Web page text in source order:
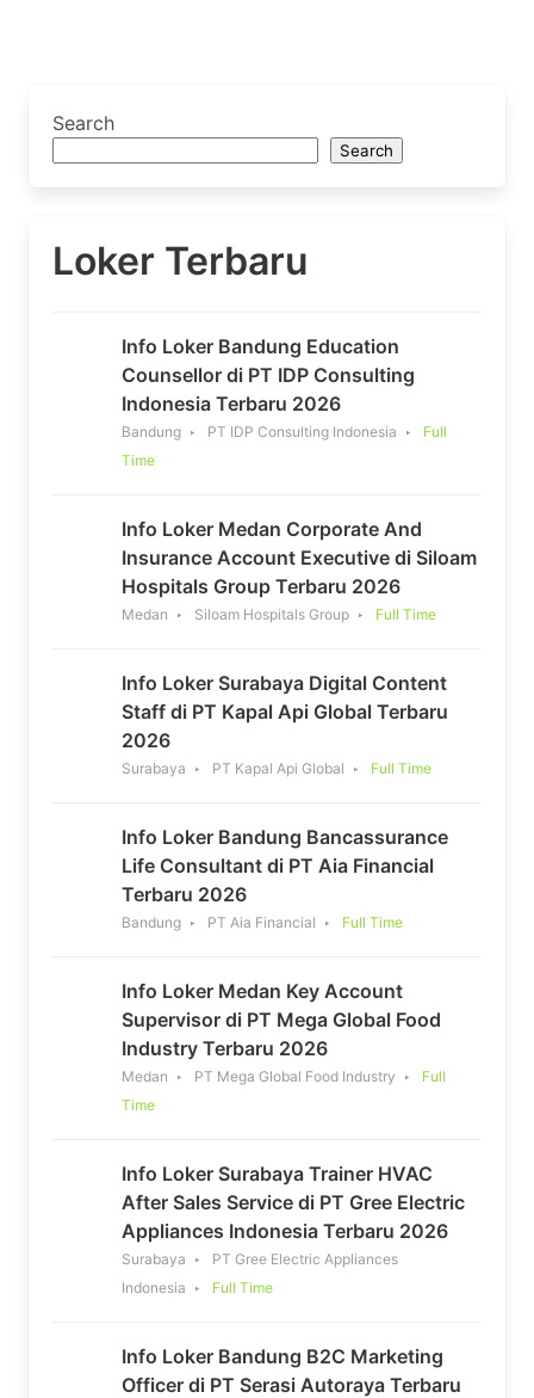
Search
Search
Loker Terbaru
Info Loker Bandung Education
Counsellor di PT IDP Consulting
Indonesia Terbaru 2026
Bandung PT IDP Consulting Indonesia
Full
Time
Info Loker Medan Corporate And
Insurance Account Executive di Siloam
Hospitals Group Terbaru 2026
Medan Siloam Hospitals Group Full Time
Info Loker Surabaya Digital Content
Staff di PT Kapal Api Global Terbaru
2026
Surabaya PT Kapal Api Global Full Time
Info Loker Bandung Bancassurance
Life Consultant di PT Aia Financial
Terbaru 2026
Bandung PT Aia Financial Full Time
Info Loker Medan Key Account
Supervisor di PT Mega Global Food
Industry Terbaru 2026
Medan PT Mega Global Food Industry
Full
Time
Info Loker Surabaya Trainer HVAC
After Sales Service di PT Gree Electric
Appliances Indonesia Terbaru 2026
Surabaya
PT Gree Electric Appliances
Indonesia
Full Time
Info Loker Bandung B2C Marketing
Officer di PT Serasi Autoraya Terbaru